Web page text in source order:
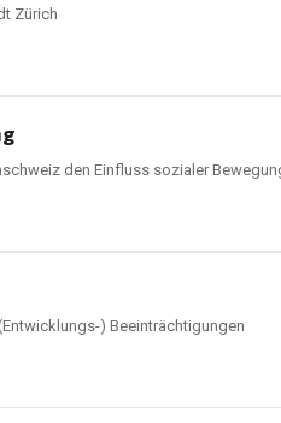
Zürich
den Einfluss sozialer
) Beeinträchtigungen